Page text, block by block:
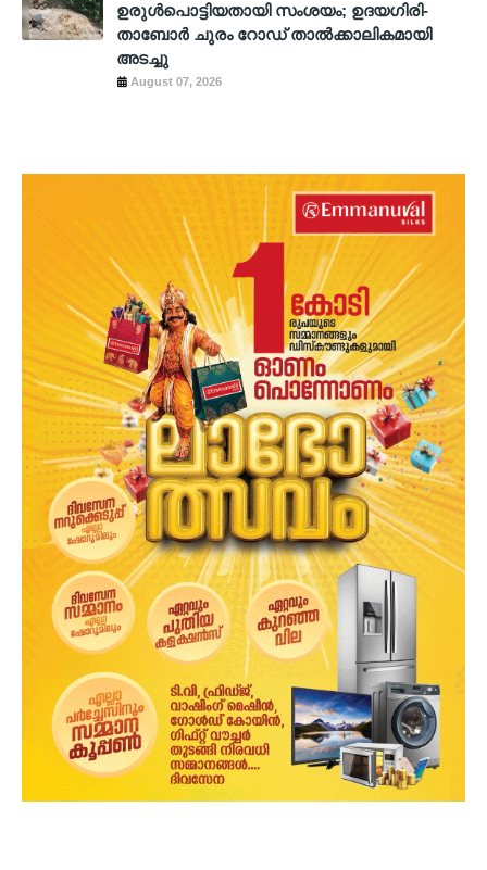
ഉരുൾപൊട്ടിയതായി സംശയം; ഉദയഗിരി-
താബോർ ചുരം റോഡ് താൽക്കാലികമായി
അടച്ചു
August 07, 2026